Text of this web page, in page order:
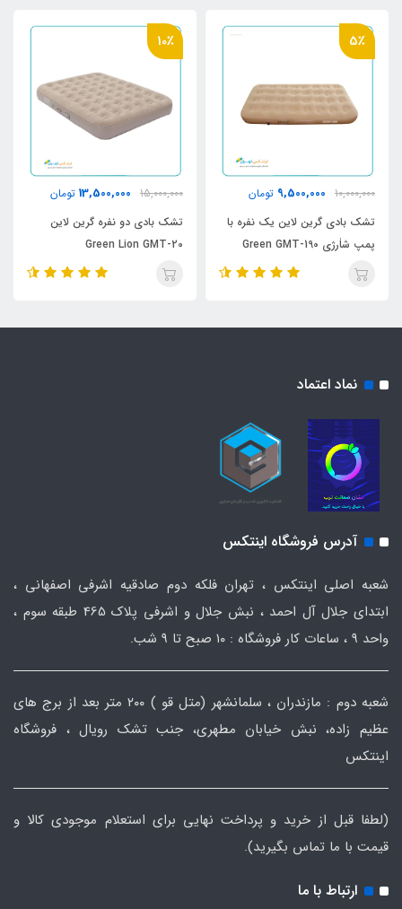
5٪
10,000,000
9,500,000 تومان
تشک بادی گرین لاین یک نفره با
پمپ شاٰرژی Green GMT-190
10٪
15,000,000
13,500,000 تومان
تشک بادی دو نفره گرین لاین
Green Lion GMT-20
نماد اعتماد
آدرس فروشگاه اینتکس
شعبه اصلی اینتکس ، تهران فلکه دوم صادقیه اشرفی اصفهانی ،
ابتدای جلال آل احمد ، نبش جلال و اشرفی پلاک 465 طبقه سوم ،
واحد ۹ ، ساعات کار فروشگاه : ۱۰ صبح تا ۹ شب.
شعبه دوم : مازندران ، سلمانشهر (متل قو ) ۲۰۰ متر بعد از برج های
عظیم زاده، نبش خیابان مطهری، جنب تشک رویال ، فروشگاه
اینتکس
(لطفا قبل از خرید و پرداخت نهایی برای استعلام موجودی کالا و
قیمت با ما تماس بگیرید).
ارتباط با ما